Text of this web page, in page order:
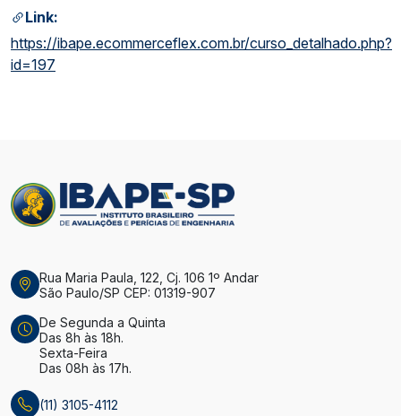
Link:
https://ibape.ecommerceflex.com.br/curso_detalhado.php?
id=197
Rua Maria Paula, 122, Cj. 106 1º Andar
São Paulo/SP CEP: 01319-907
De Segunda a Quinta
Das 8h às 18h.
Sexta-Feira
Das 08h às 17h.
(11) 3105-4112